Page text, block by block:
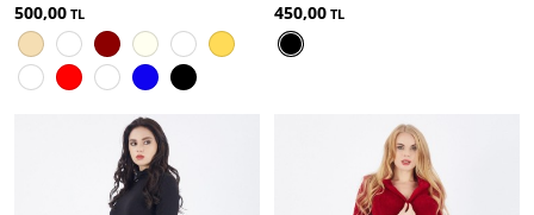
500,00 TL 450,00 TL